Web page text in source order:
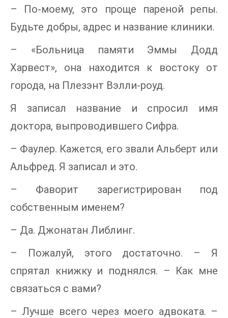
– По-моему, это проще пареной репы.
Будьте добры, адрес и название клиники.
– «Больница памяти Эммы Додд
Харвест», она находится к востоку от
города, на Плезэнт Вэлли-роуд.
Я записал название и спросил имя
доктора, выпроводившего Сифра.
– Фаулер. Кажется, его звали Альберт или
Альфред. Я записал и это.
– Фаворит зарегистрирован под
собственным именем?
– Да. Джонатан Либлинг.
– Пожалуй, этого достаточно. – Я
спрятал книжку и поднялся. – Как мне
связаться с вами?
– Лучше всего через моего адвоката. –